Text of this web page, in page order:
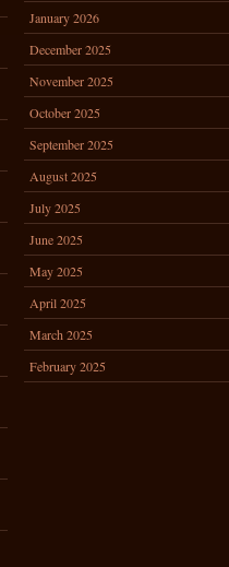
January 2026
December 2025
November 2025
October 2025
September 2025
August 2025
July 2025
June 2025
May 2025
April 2025
March 2025
February 2025